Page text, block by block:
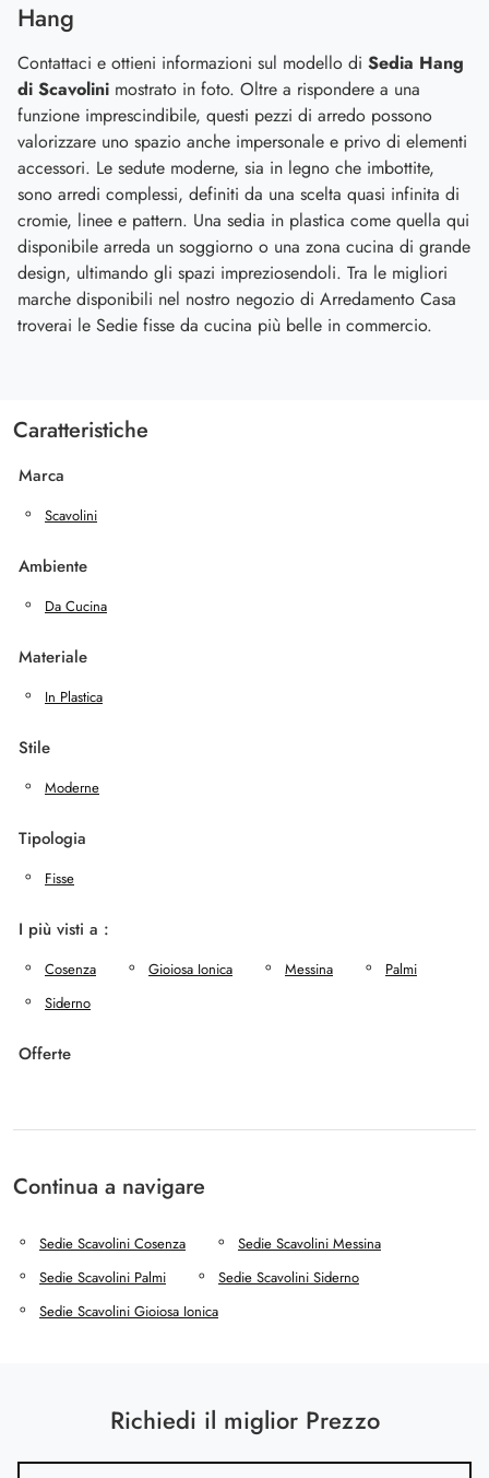
Hang
Contattaci e ottieni informazioni sul modello di Sedia Hang
di Scavolini mostrato in foto. Oltre a rispondere a una
funzione imprescindibile, questi pezzi di arredo possono
valorizzare uno spazio anche impersonale e privo di elementi
accessori. Le sedute moderne, sia in legno che imbottite,
sono arredi complessi, definiti da una scelta quasi infinita di
cromie, linee e pattern. Una sedia in plastica come quella qui
disponibile arreda un soggiorno o una zona cucina di grande
design, ultimando gli spazi impreziosendoli. Tra le migliori
marche disponibili nel nostro negozio di Arredamento Casa
troverai le Sedie fisse da cucina più belle in commercio.
Caratteristiche
Marca
Scavolini
Ambiente
Da Cucina
Materiale
In Plastica
Stile
Moderne
Tipologia
Fisse
I più visti a :
Cosenza Gioiosa Ionica Messina
Palmi
Siderno
Offerte
Continua a navigare
Sedie Scavolini Cosenza
Sedie Scavolini Messina
Sedie Scavolini Palmi
Sedie Scavolini Siderno
Sedie Scavolini Gioiosa Ionica
Richiedi il miglior Prezzo